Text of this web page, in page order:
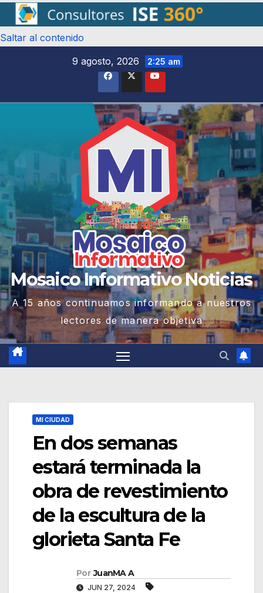
Saltar al contenido
9 agosto, 2026
2:25 am
Mosaico Informativo Noticias
A 15 años continuamos informando a nuestros
lectores de manera objetiva
MI CIUDAD
En dos semanas
estará terminada la
obra de revestimiento
de la escultura de la
glorieta Santa Fe
Por JuanMA A
JUN 27, 2024